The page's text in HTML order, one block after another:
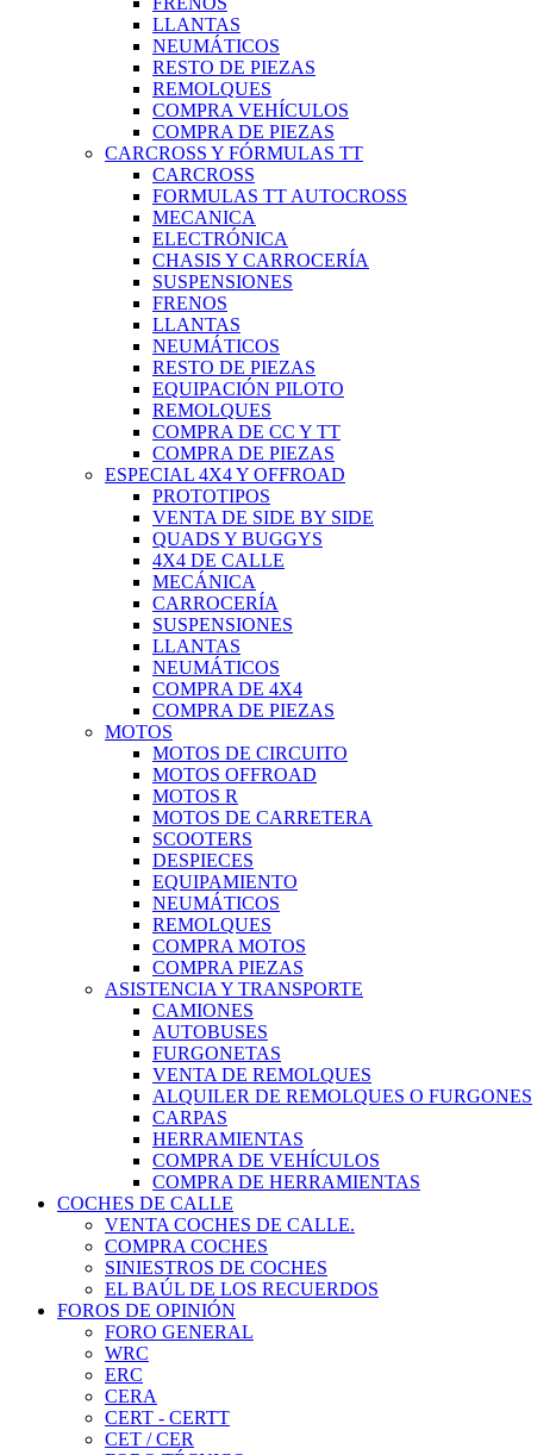
LLANTAS
NEUMÁTICOS
RESTO DE PIEZAS
REMOLQUES
COMPRA VEHÍCULOS
COMPRA DE PIEZAS
CARCROSS Y FÓRMULAS TT
CARCROSS
FORMULAS TT AUTOCROSS
MECANICA
ELECTRÓNICA
CHASIS Y CARROCERÍA
SUSPENSIONES
FRENOS
LLANTAS
NEUMÁTICOS
RESTO DE PIEZAS
EQUIPACIÓN PILOTO
REMOLQUES
COMPRA DE CC Y TT
COMPRA DE PIEZAS
ESPECIAL 4X4 Y OFFROAD
PROTOTIPOS
VENTA DE SIDE BY SIDE
QUADS Y BUGGYS
4X4 DE CALLE
MECÁNICA
CARROCERÍA
SUSPENSIONES
LLANTAS
NEUMÁTICOS
COMPRA DE 4X4
COMPRA DE PIEZAS
MOTOS
MOTOS DE CIRCUITO
MOTOS OFFROAD
MOTOS R
MOTOS DE CARRETERA
SCOOTERS
DESPIECES
EQUIPAMIENTO
NEUMÁTICOS
REMOLQUES
COMPRA MOTOS
COMPRA PIEZAS
ASISTENCIA Y TRANSPORTE
CAMIONES
AUTOBUSES
FURGONETAS
VENTA DE REMOLQUES
ALQUILER DE REMOLQUES O FURGONES
CARPAS
HERRAMIENTAS
COMPRA DE VEHÍCULOS
COMPRA DE HERRAMIENTAS
COCHES DE CALLE
VENTA COCHES DE CALLE.
COMPRA COCHES
SINIESTROS DE COCHES
EL BAÚL DE LOS RECUERDOS
FOROS DE OPINIÓN
FORO GENERAL
WRC
ERC
CERA
CERT - CERTT
CET / CER